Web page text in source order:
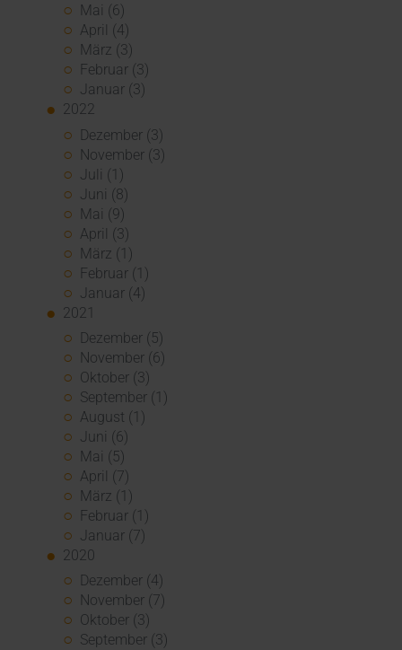
Mai (6)
April (4)
März (3)
Februar (3)
Januar (3)
2022
Dezember (3)
November (3)
Juli (1)
Juni (8)
Mai (9)
April (3)
März (1)
Februar (1)
Januar (4)
2021
Dezember (5)
November (6)
Oktober (3)
September (1)
August (1)
Juni (6)
Mai (5)
April (7)
März (1)
Februar (1)
Januar (7)
2020
Dezember (4)
November (7)
Oktober (3)
September (3)